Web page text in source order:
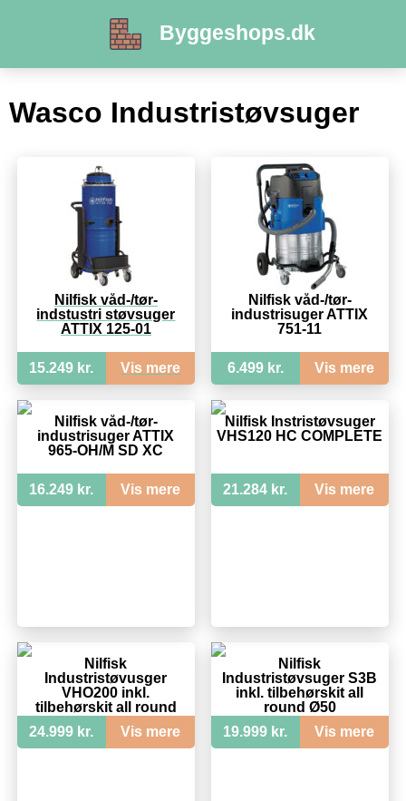
Byggeshops.dk
Wasco Industristøvsuger
Nilfisk våd-/tør-
indstustri støvsuger
ATTIX 125-01
15.249 kr. Vis mere
Nilfisk våd-/tør-
industrisuger ATTIX
751-11
6.499 kr. Vis mere
Nilfisk våd-/tør-
industrisuger ATTIX
965-OH/M SD XC
16.249 kr. Vis mere
Nilfisk Instristøvsuger
VHS120 HC COMPLETE
21.284 kr. Vis mere
Nilfisk
Industristøvusger
VHO200 inkl.
tilbehørskit all round
24.999 kr. Vis mere
Nilfisk
Industristøvsuger S3B
inkl. tilbehørskit all
round Ø50
19.999 kr.
Vis mere